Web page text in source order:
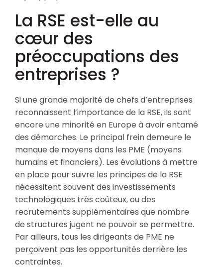
La RSE est-elle au
cœur des
préoccupations des
entreprises ?
Si une grande majorité de chefs d’entreprises
reconnaissent l’importance de la RSE, ils sont
encore une minorité en Europe à avoir entamé
des démarches. Le principal frein demeure le
manque de moyens dans les PME (moyens
humains et financiers). Les évolutions à mettre
en place pour suivre les principes de la RSE
nécessitent souvent des investissements
technologiques très coûteux, ou des
recrutements supplémentaires que nombre
de structures jugent ne pouvoir se permettre.
Par ailleurs, tous les dirigeants de PME ne
perçoivent pas les opportunités derrière les
contraintes.